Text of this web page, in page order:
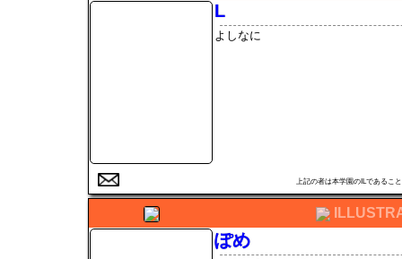
L
よしなに
上記の者は本学園のILであるこ
ぽめ